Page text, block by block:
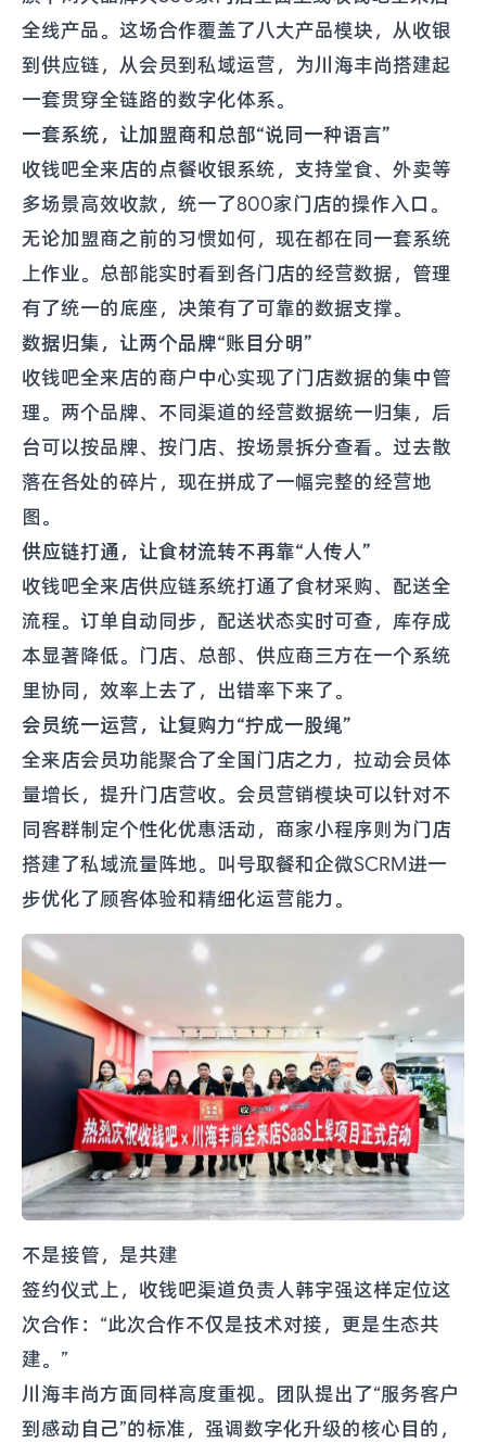
全线产品。这场合作覆盖了八大产品模块，从收银
到供应链，从会员到私域运营，为川海丰尚搭建起
一套贯穿全链路的数字化体系。
一套系统，让加盟商和总部“说同一种语言”
收钱吧全来店的点餐收银系统，支持堂食、外卖等
多场景高效收款，统一了800家门店的操作入口。
无论加盟商之前的习惯如何，现在都在同一套系统
上作业。总部能实时看到各门店的经营数据，管理
有了统一的底座，决策有了可靠的数据支撑。
数据归集，让两个品牌“账目分明”
收钱吧全来店的商户中心实现了门店数据的集中管
理。两个品牌、不同渠道的经营数据统一归集，后
台可以按品牌、按门店、按场景拆分查看。过去散
落在各处的碎片，现在拼成了一幅完整的经营地
图。
供应链打通，让食材流转不再靠“人传人”
收钱吧全来店供应链系统打通了食材采购、配送全
流程。订单自动同步，配送状态实时可查，库存成
本显著降低。门店、总部、供应商三方在一个系统
里协同，效率上去了，出错率下来了。
会员统一运营，让复购力“拧成一股绳”
全来店会员功能聚合了全国门店之力，拉动会员体
量增长，提升门店营收。会员营销模块可以针对不
同客群制定个性化优惠活动，商家小程序则为门店
搭建了私域流量阵地。叫号取餐和企微SCRM进一
步优化了顾客体验和精细化运营能力。
不是接管，是共建
签约仪式上，收钱吧渠道负责人韩宇强这样定位这
次合作：“此次合作不仅是技术对接，更是生态共
建。”
川海丰尚方面同样高度重视。团队提出了“服务客户
到感动自己”的标准，强调数字化升级的核心目的，